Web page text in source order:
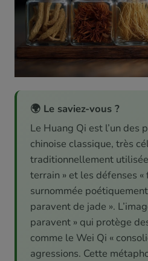
🌍 Le saviez-vous ?
Le Huang Qi est l’un des
chinoise classique, très
traditionnellement
terrain » et les défenses «
surnommée
paravent de jade ».
paravent » qui protège
comme le Wei Qi «
agressions. Cette